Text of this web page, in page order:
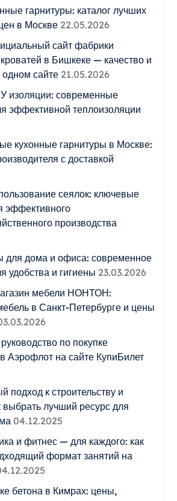
гарнитуры: каталог лучших
в Москве 22.05.2026
сайт фабрики
в Бишкеке — качество и
сайте 21.05.2026
изоляции: современные
эффективной теплоизоляции
кухонные гарнитуры в Москве:
с доставкой
сеялок: ключевые
эффективного
производства
для дома и офиса: современное
удобства и гигиены 23.03.2026
мебели НОНТОН:
в Санкт-Петербурге и цены
по покупке
Аэрофлот на сайте КупиБилет
подход к строительству и
выбрать лучший ресурс для
04.12.2025
и фитнес — для каждого: как
формат занятий на
бетона в Кимрах: цены,